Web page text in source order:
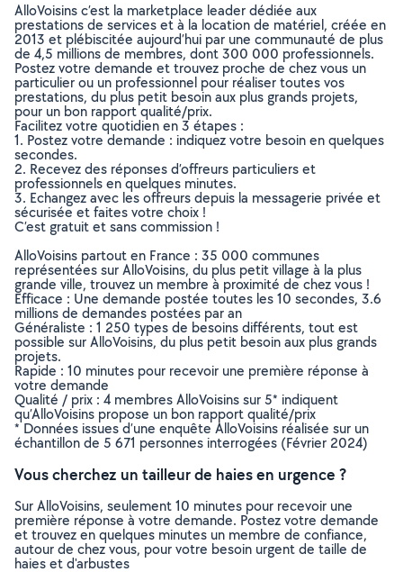
AlloVoisins c’est la marketplace leader dédiée aux
prestations de services et à la location de matériel, créée en
2013 et plébiscitée aujourd’hui par une communauté de plus
de 4,5 millions de membres, dont 300 000 professionnels.
Postez votre demande et trouvez proche de chez vous un
particulier ou un professionnel pour réaliser toutes vos
prestations, du plus petit besoin aux plus grands projets,
pour un bon rapport qualité/prix.
Facilitez votre quotidien en 3 étapes :
1. Postez votre demande : indiquez votre besoin en quelques
secondes.
2. Recevez des réponses d’offreurs particuliers et
professionnels en quelques minutes.
3. Echangez avec les offreurs depuis la messagerie privée et
sécurisée et faites votre choix !
C’est gratuit et sans commission !
AlloVoisins partout en France : 35 000 communes
représentées sur AlloVoisins, du plus petit village à la plus
grande ville, trouvez un membre à proximité de chez vous !
Efficace : Une demande postée toutes les 10 secondes, 3.6
millions de demandes postées par an
Généraliste : 1 250 types de besoins différents, tout est
possible sur AlloVoisins, du plus petit besoin aux plus grands
projets.
Rapide : 10 minutes pour recevoir une première réponse à
votre demande
Qualité / prix : 4 membres AlloVoisins sur 5* indiquent
qu’AlloVoisins propose un bon rapport qualité/prix
* Données issues d’une enquête AlloVoisins réalisée sur un
échantillon de 5 671 personnes interrogées (Février 2024)
Vous cherchez un tailleur de haies en urgence ?
Sur AlloVoisins, seulement 10 minutes pour recevoir une
première réponse à votre demande. Postez votre demande
et trouvez en quelques minutes un membre de confiance,
autour de chez vous, pour votre besoin urgent de taille de
haies et d'arbustes